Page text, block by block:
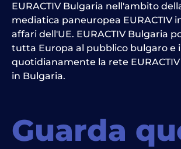
EURACTIV Bulgaria nell'ambito
mediatica paneuropea EURACTIV
affari dell'UE. EURACTIV Bulgaria
tutta Europa al pubblico bulgaro e
quotidianamente la rete
in Bulgaria.
Guarda